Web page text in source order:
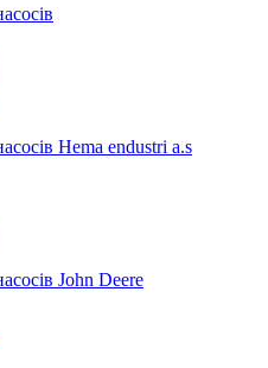
Hema endustri a.s
John Deere